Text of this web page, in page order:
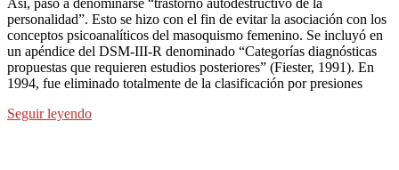
Así, pasó a denominarse “trastorno autodestructivo de la
personalidad”. Esto se hizo con el fin de evitar la asociación con los
conceptos psicoanalíticos del masoquismo femenino. Se incluyó en
un apéndice del DSM-III-R denominado “Categorías diagnósticas
propuestas que requieren estudios posteriores” (Fiester, 1991). En
1994, fue eliminado totalmente de la clasificación por presiones
Seguir leyendo